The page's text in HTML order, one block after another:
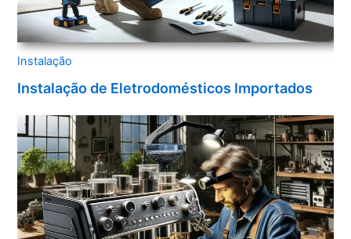
Instalação
Instalação de Eletrodomésticos Importados